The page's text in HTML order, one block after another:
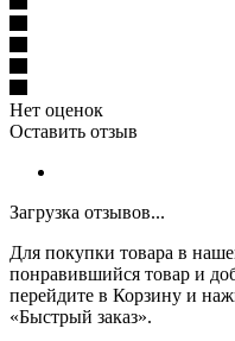
Нет оценок
Оставить отзыв
Загрузка отзывов...
Для покупки товара в
понравившийся товар и
перейдите в Корзину и
«Быстрый заказ».